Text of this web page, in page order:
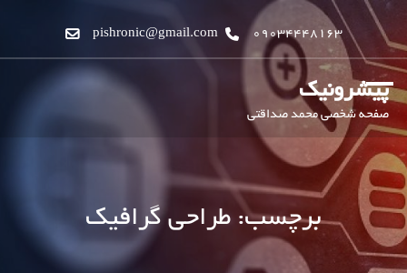
09034448163
pishronic@gmail.com
پیشرونیک
صفحه شخصی محمد صداقتی
برچسب: طراحی گرافیک